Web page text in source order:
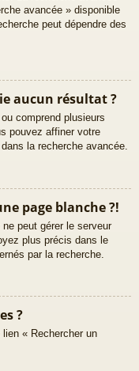
avancée » disponible
peut dépendre des
aucun résultat ?
comprend plusieurs
pouvez affiner votre
la recherche avancée.
page blanche ?!
peut gérer le serveur
plus précis dans le
par la recherche.
?
« Rechercher un